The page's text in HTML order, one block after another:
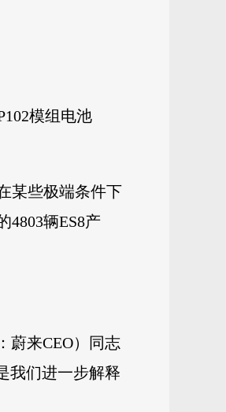
模组电池
某些极端条件下
4803辆ES8产
蔚来CEO）同志
我们进一步解释